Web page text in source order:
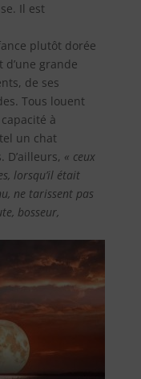
Il est
plutôt dorée
grande
de ses
Tous louent
à
un chat
« ceux
lorsqu’il était
ne tarissent pas
bosseur,